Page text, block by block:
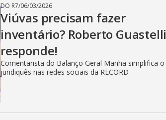
DO R7/06/03/2026
Viúvas precisam fazer
inventário? Roberto Guastelli
responde!
Comentarista do Balanço Geral Manhã simplifica o
juridiquês nas redes sociais da RECORD